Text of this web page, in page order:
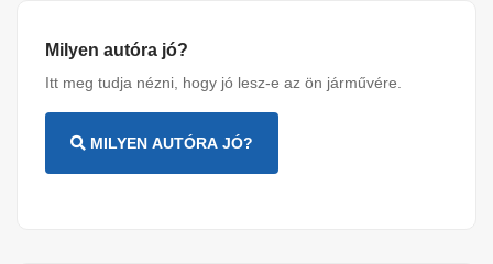
Milyen autóra jó?
Itt meg tudja nézni, hogy jó lesz-e az ön járművére.
MILYEN AUTÓRA JÓ?